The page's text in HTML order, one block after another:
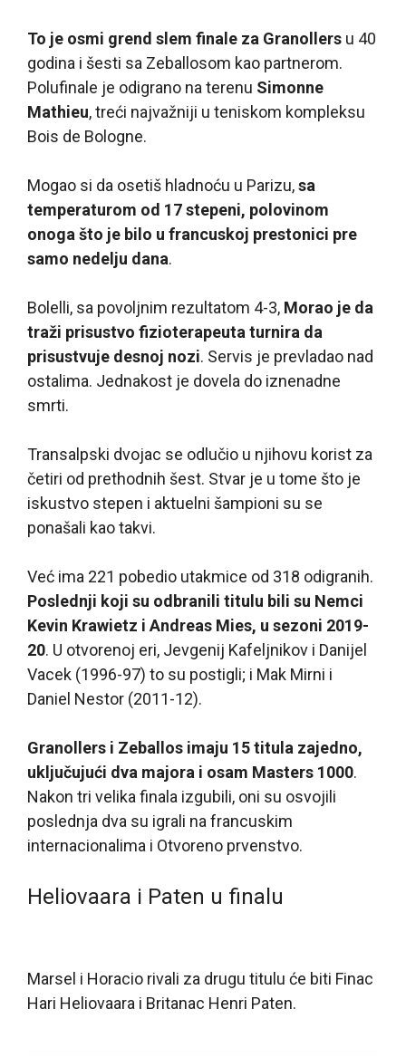
To je osmi grend slem finale za Granollers u 40
godina i šesti sa Zeballosom kao partnerom.
Polufinale je odigrano na terenu Simonne
Mathieu, treći najvažniji u teniskom kompleksu
Bois de Bologne.
Mogao si da osetiš hladnoću u Parizu,sa
temperaturom od 17 stepeni, polovinom
onoga što je bilo u francuskoj prestonici pre
samo nedelju dana.
Bolelli, sa povoljnim rezultatom 4-3, Morao je da
traži prisustvo fizioterapeuta turnira da
prisustvuje desnoj nozi. Servis je prevladao nad
ostalima. Jednakost je dovela do iznenadne
smrti.
Transalpski dvojac se odlučio u njihovu korist za
četiri od prethodnih šest. Stvar je u tome što je
iskustvo stepen i aktuelni šampioni su se
ponašali kao takvi.
Već ima 221 pobedio utakmice od 318 odigranih.
Poslednji koji su odbranili titulu bili su Nemci
Kevin Krawietz i Andreas Mies, u sezoni 2019-
20. U otvorenoj eri, Jevgenij Kafeljnikov i Danijel
Vacek (1996-97) to su postigli; i Mak Mirni i
Daniel Nestor (2011-12).
Granollers i Zeballos imaju 15 titula zajedno,
uključujući dva majora i osam Masters 1000.
Nakon tri velika finala izgubili, oni su osvojili
poslednja dva su igrali na francuskim
internacionalima i Otvoreno prvenstvo.
Heliovaara i Paten u finalu
Marsel i Horacio rivali za drugu titulu će biti Finac
Hari Heliovaara i Britanac Henri Paten.